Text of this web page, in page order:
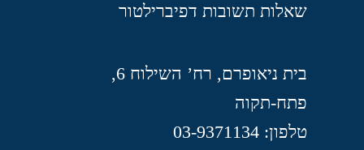
שאלות תשובות דפיברילטור
בית ניאופרם, רח’ השילוח 6,
פתח-תקוה
טלפון: 03-9371134